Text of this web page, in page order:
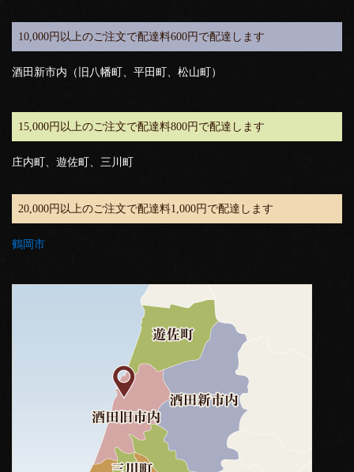
10,000円以上のご注文で配達料600円で配達します
酒田新市内（旧八幡町、平田町、松山町）
15,000円以上のご注文で配達料800円で配達します
庄内町、遊佐町、三川町
20,000円以上のご注文で配達料1,000円で配達します
鶴岡市